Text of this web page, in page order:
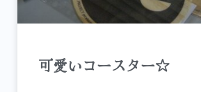
可愛いコースター☆